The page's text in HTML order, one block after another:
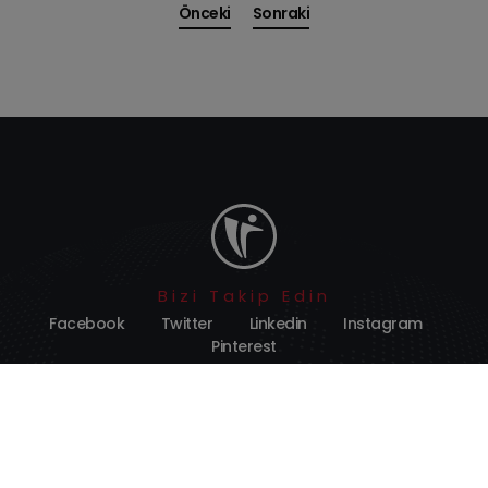
Önceki Sonraki
Bizi Takip Edin
Facebook Twitter Linkedin
Instagram
Pinterest